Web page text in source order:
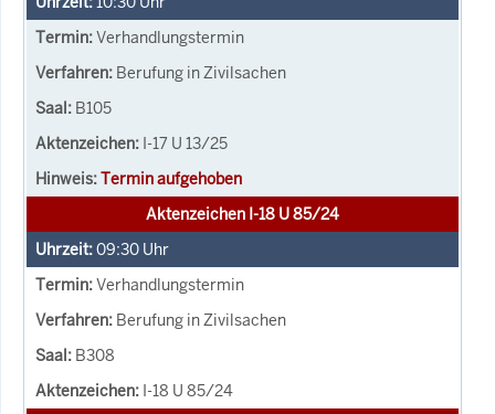
Verhandlungstermin
Berufung in Zivilsachen
B105
I-17 U 13/25
Termin aufgehoben
Aktenzeichen I-18 U 85/24
09:30 Uhr
Verhandlungstermin
Berufung in Zivilsachen
B308
I-18 U 85/24